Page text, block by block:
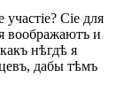
Сіе для
воображаютъ и
нѣгдѣ я
дабы тѣмъ